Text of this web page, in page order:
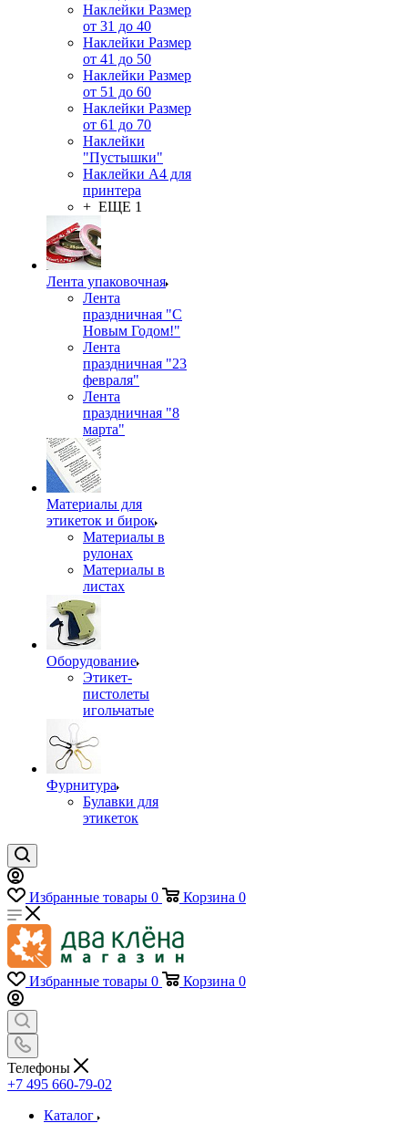
Наклейки Размер
от 31 до 40
Наклейки Размер
от 41 до 50
Наклейки Размер
от 51 до 60
Наклейки Размер
от 61 до 70
Наклейки
"Пустышки"
Наклейки А4 для
принтера
+ ЕЩЕ 1
Лента упаковочная
Лента
праздничная "С
Новым Годом!"
Лента
праздничная "23
февраля"
Лента
праздничная "8
марта"
Материалы для
этикеток и бирок
Материалы в
рулонах
Материалы в
листах
Оборудование
Этикет-
пистолеты
игольчатые
Фурнитура
Булавки для
этикеток
Избранные товары 0 Корзина 0
Избранные товары 0 Корзина 0
Телефоны
+7 495 660-79-02
Каталог